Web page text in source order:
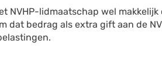
NVHP-lidmaatschap wel
dat bedrag als extra gift aan de